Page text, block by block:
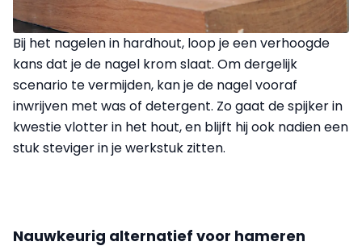
Bij het nagelen in hardhout, loop je een verhoogde
kans dat je de nagel krom slaat. Om dergelijk
scenario te vermijden, kan je de nagel vooraf
inwrijven met was of detergent. Zo gaat de spijker in
kwestie vlotter in het hout, en blijft hij ook nadien een
stuk steviger in je werkstuk zitten.
Nauwkeurig alternatief voor hameren